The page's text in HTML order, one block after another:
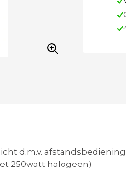
d.m.v. afstandsbediening
250watt halogeen)